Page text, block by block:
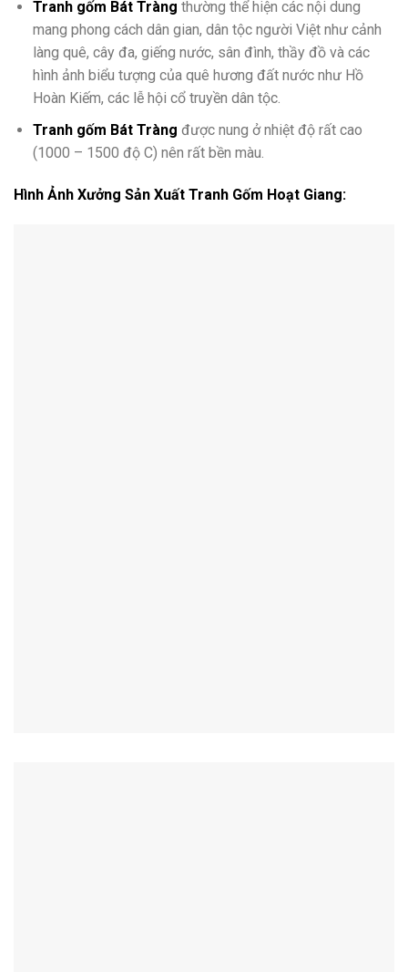
Tranh gốm Bát Tràng thường thể hiện các nội dung
mang phong cách dân gian, dân tộc người Việt như cảnh
làng quê, cây đa, giếng nước, sân đình, thầy đồ và các
hình ảnh biểu tượng của quê hương đất nước như Hồ
Hoàn Kiếm, các lễ hội cổ truyền dân tộc.
Tranh gốm Bát Tràng được nung ở nhiệt độ rất cao
(1000 – 1500 độ C) nên rất bền màu.
Hình Ảnh Xưởng Sản Xuất Tranh Gốm Hoạt Giang: